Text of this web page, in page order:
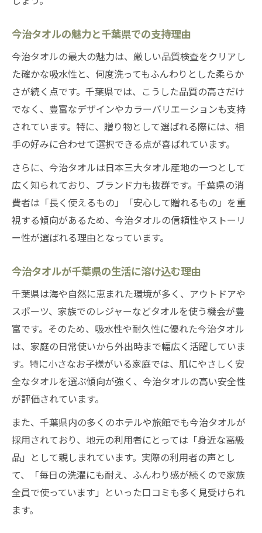
今治タオルが日常使いにおすすめな理由
今治タオルの柔らかさと吸水性が千葉県で
活躍
千葉県で今治タオルが選ばれるメリット解
説
今治タオルの5秒ルールと安心感の秘密
今治タオルの5秒ルールが品質を守る理由
今治タオルが安心できる秘密と5秒ルール
今治タオルの安全性は5秒ルールで証明
今治タオル5秒ルールの信頼性と特徴解説
今治タオルにおける5秒ルールとは何か
今治タオルが海外お土産で人気な理由とは
今治タオルが海外で評価されるポイント
今治タオルが海外でも選ばれる安心の特徴
今治タオルが海外でも不評になりにくい訳
今治タオルの魅力と海外での信頼性を解説
今治タオルの魅力と千葉県での支持理由
今治タオルの最大の魅力は、厳しい品質検査をクリアし
た確かな吸水性と、何度洗ってもふんわりとした柔らか
さが続く点です。千葉県では、こうした品質の高さだけ
でなく、豊富なデザインやカラーバリエーションも支持
されています。特に、贈り物として選ばれる際には、相
手の好みに合わせて選択できる点が喜ばれています。
さらに、今治タオルは日本三大タオル産地の一つとして
広く知られており、ブランド力も抜群です。千葉県の消
費者は「長く使えるもの」「安心して贈れるもの」を重
視する傾向があるため、今治タオルの信頼性やストーリ
ー性が選ばれる理由となっています。
今治タオルが千葉県の生活に溶け込む理由
千葉県は海や自然に恵まれた環境が多く、アウトドアや
スポーツ、家族でのレジャーなどタオルを使う機会が豊
富です。そのため、吸水性や耐久性に優れた今治タオル
は、家庭の日常使いから外出時まで幅広く活躍していま
す。特に小さなお子様がいる家庭では、肌にやさしく安
全なタオルを選ぶ傾向が強く、今治タオルの高い安全性
が評価されています。
また、千葉県内の多くのホテルや旅館でも今治タオルが
採用されており、地元の利用者にとっては「身近な高級
品」として親しまれています。実際の利用者の声とし
て、「毎日の洗濯にも耐え、ふんわり感が続くので家族
全員で使っています」といった口コミも多く見受けられ
ます。